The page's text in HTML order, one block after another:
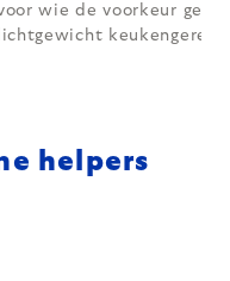
wie de voorkeur geeft
lichtgewicht keukengerei.
helpers